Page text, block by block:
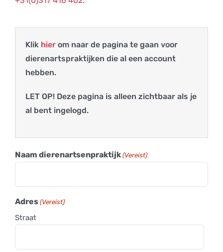
Klik hierom naar de pagina te gaan voor
dierenartspraktijken die al een account
hebben.
LET OP! Deze pagina is alleen zichtbaar als je
al bent ingelogd.
Naam dierenartsenpraktijk (Vereist)
Adres (Vereist)
Straat